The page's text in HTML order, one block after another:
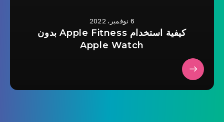
6 نوفمبر، 2022
كيفية استخدام Apple Fitness بدون
Apple Watch